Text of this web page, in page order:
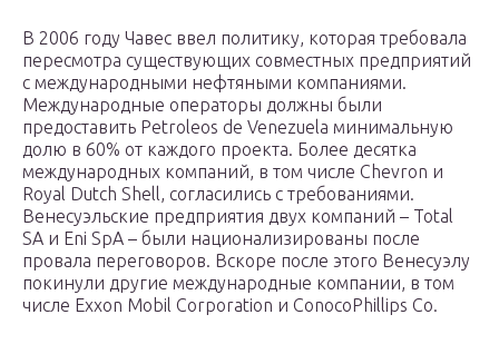
В 2006 году Чавес ввел политику, которая требовала
пересмотра существующих совместных предприятий
с международными нефтяными компаниями.
Международные операторы должны были
предоставить Petroleos de Venezuela минимальную
долю в 60% от каждого проекта. Более десятка
международных компаний, в том числе Chevron и
Royal Dutch Shell, согласились с требованиями.
Венесуэльские предприятия двух компаний – Total
SA и Eni SpA – были национализированы после
провала переговоров. Вскоре после этого Венесуэлу
покинули другие международные компании, в том
числе Exxon Mobil Corporation и ConocoPhillips Co.